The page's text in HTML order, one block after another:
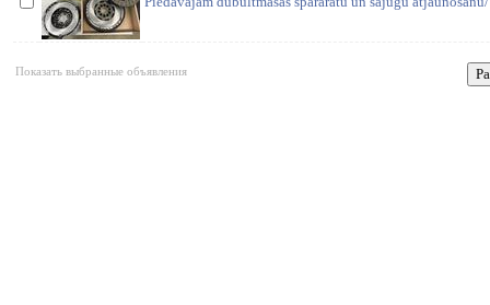
Показать выбранные объявления